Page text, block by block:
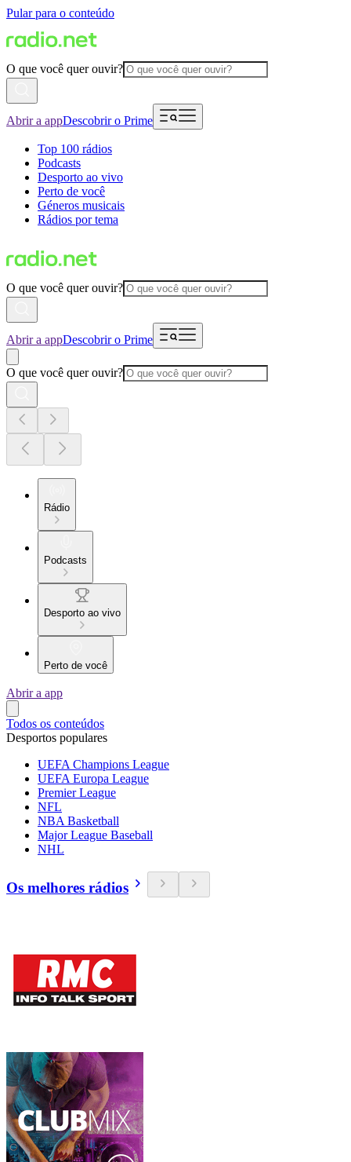
Pular para o conteúdo
O que você quer ouvir?
Abrir a appDescobrir o Prime
Top 100 rádios
Podcasts
Desporto ao vivo
Perto de você
Géneros musicais
Rádios por tema
O que você quer ouvir?
Abrir a appDescobrir o Prime
O que você quer ouvir?
Rádio
Podcasts
Desporto ao vivo
Perto de você
Abrir a app
Todos os conteúdos
Desportos populares
UEFA Champions League
UEFA Europa League
Premier League
NFL
NBA Basketball
Major League Baseball
NHL
Os melhores rádios